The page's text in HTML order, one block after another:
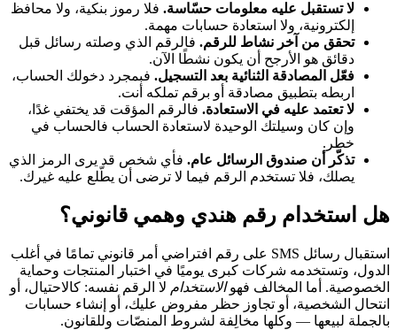
لا تستقبل عليه معلومات حسّاسة. فلا رموز بنكية، ولا محافظ
إلكترونية، ولا استعادة حسابات مهمة.
تحقق من آخر نشاط للرقم. فالرقم الذي وصلته رسائل قبل
دقائق هو الأرجح أن يكون نشطًا الآن.
فعّل المصادقة الثنائية بعد التسجيل. فبمجرد دخولك الحساب،
اربطه بتطبيق مصادقة أو برقم تملكه أنت.
لا تعتمد عليه في الاستعادة. فالرقم المؤقت قد يختفي غدًا،
وإن كان وسيلتك الوحيدة لاستعادة الحساب فالحساب في
خطر.
تذكّر أن صندوق الرسائل عام. فأي شخص قد يرى الرمز الذي
يصلك، فلا تستخدم الرقم فيما لا ترضى أن يطّلع عليه غيرك.
هل استخدام رقم هندي وهمي قانوني؟
استقبال رسائل SMS على رقم افتراضي أمر قانوني تمامًا في أغلب
الدول، وتستخدمه شركات كبرى يوميًا في اختبار المنتجات وحماية
الخصوصية. أما المخالف فهوالاستخدام لا الرقم نفسه: كالاحتيال، أو
انتحال الشخصية، أو تجاوز حظر مفروض عليك، أو إنشاء حسابات
بالجملة لبيعها — وكلها مخالِفة لشروط المنصّات وللقانون.